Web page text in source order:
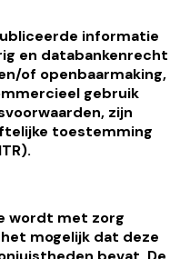
informatie
en databankenrecht
of openbaarmaking,
gebruik
zijn
toestemming
wordt met zorg
mogelijk dat deze